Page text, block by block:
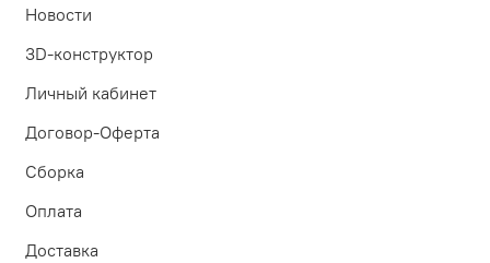
Новости
3D-конструктор
Личный кабинет
Договор-Оферта
Сборка
Оплата
Доставка